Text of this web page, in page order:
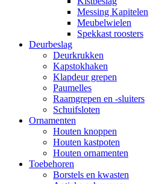
Messing Kapitelen
Meubelwielen
Spekkast roosters
Deurbeslag
Deurkrukken
Kapstokhaken
Klapdeur grepen
Paumelles
Raamgrepen en -sluiters
Schuifsloten
Ornamenten
Houten knoppen
Houten kastpoten
Houten ornamenten
Toebehoren
Borstels en kwasten